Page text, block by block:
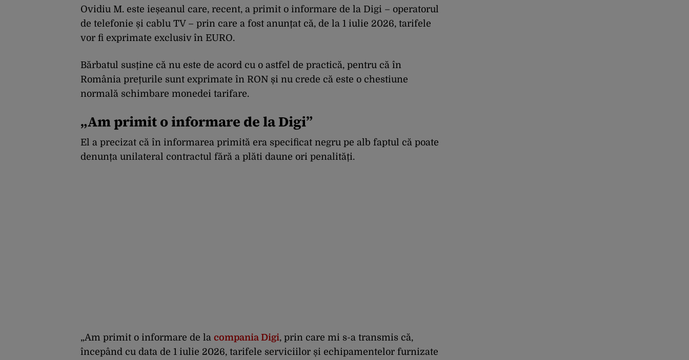
Ovidiu M. este ieșeanul care, recent, a primit o informare de la Digi – operatorul
de telefonie și cablu TV – prin care a fost anunțat că, de la 1 iulie 2026, tarifele
vor fi exprimate exclusiv în EURO.
Bărbatul susține că nu este de acord cu o astfel de practică, pentru că în
România prețurile sunt exprimate în RON și nu crede că este o chestiune
normală schimbare monedei tarifare.
„Am primit o informare de la Digi”
El a precizat că în informarea primită era specificat negru pe alb faptul că poate
denunța unilateral contractul fără a plăti daune ori penalități.
„Am primit o informare de la compania Digi, prin care mi s-a transmis că,
începând cu data de 1 iulie 2026, tarifele serviciilor și echipamentelor furnizate